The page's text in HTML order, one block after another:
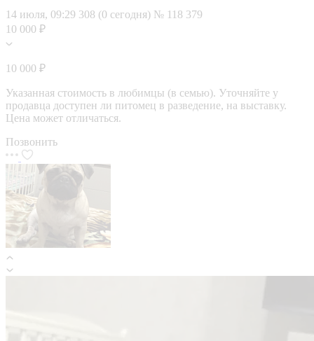
14 июля, 09:29 308 (0 сегодня) № 118 379
10 000 ₽
10 000 ₽
Указанная стоимость в любимцы (в семью). Уточняйте у
продавца доступен ли питомец в разведение, на выставку.
Цена может отличаться.
Позвонить